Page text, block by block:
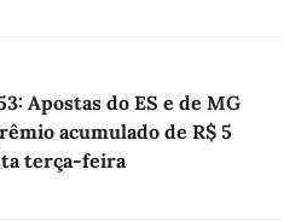
Apostas do ES e de MG
acumulado de R$ 5
terça-feira